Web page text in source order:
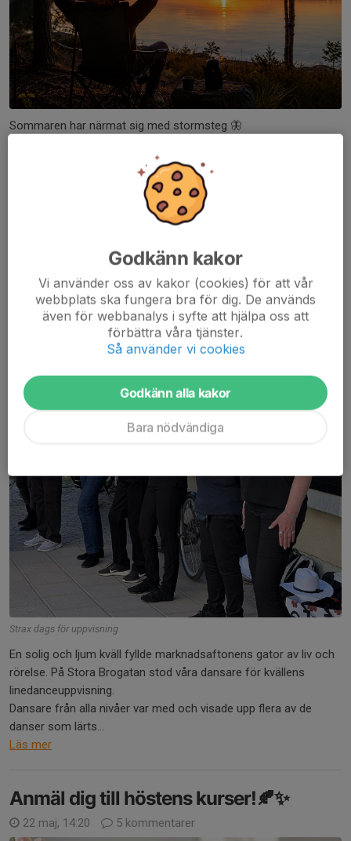
Sommaren har närmat sig med stormsteg 🦋
medlemmar – och vi hoppas verkligen att ni har haft lika roligt
Nu önskar vi er en härlig sommar med tid för...
Vilken härligt marknadsafton!
1 jun, 07:00 1 kommentar
Strax dags för uppvisning
En solig och ljum kväll fyllde marknadsaftonens gator av liv och
rörelse. På Stora Brogatan stod våra dansare för kvällens
linedanceuppvisning.
Dansare från alla nivåer var med och visade upp flera av de
danser som lärts...
Läs mer
Anmäl dig till höstens kurser!🍂✨
22 maj, 14:20 5 kommentarer
Godkänn kakor
Vi använder oss av kakor (cookies) för att vår
webbplats ska fungera bra för dig. De används
även för webbanalys i syfte att hjälpa oss att
förbättra våra tjänster.
Så använder vi cookies
Godkänn alla kakor
Bara nödvändiga